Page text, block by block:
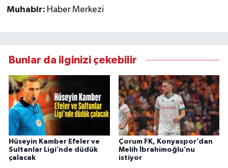
Muhabir: Haber Merkezi
Bunlar da ilginizi çekebilir
Hüseyin Kamber Efeler ve
Sultanlar Ligi’nde düdük
çalacak
Çorum FK, Konyaspor’dan
Melih İbrahimoğlu’nu
istiyor